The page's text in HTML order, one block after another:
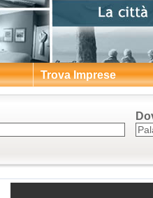
Trova Imprese